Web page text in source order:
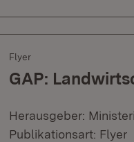
Flyer
GAP:
Herausgeber:
Publikationsart: Flyer